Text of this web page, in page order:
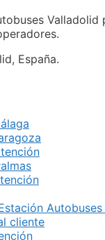
España.
Autobuses
cliente